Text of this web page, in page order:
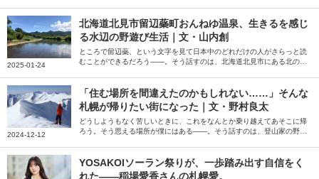
してくれました。
2025-01-24
北海道北見市留辺蘂町おんねゆ温泉、生きるを感じ
る水辺の野遊び生活｜文・山内創
ところで留辺蘂、という文字を見て日本中のどれだけの人がさらっと読
むことができるだろう――。そう話すのは、北海道北見市にある北の大
蘂（るべしべ）町を起点とした野遊び生活について綴っていただきまし
た。
2024-12-12
「住む場所を間違えたのかもしれない……」そんな
札幌が帰りたい街になった｜文・野村良太
どうしようもなく苦しいときに、これをなんとか乗り越えてあそこに帰
ろう。そう思える場所が僕にはある――。そう話すのは、登山家の野村
い」と思うようになった街への思いを綴っていただきました。
YOSAKOIソーラン祭りが、一歩踏み出す自信をく
れた――稲場愛香さんの札幌愛。